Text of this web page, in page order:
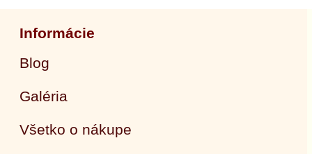
Informácie
Blog
Galéria
Všetko o nákupe